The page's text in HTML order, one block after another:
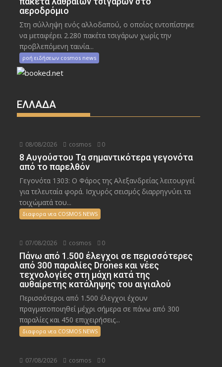
αεροδρόμιο
Στη σύλληψη ενός αλλοδαπού, ο οποίος εντοπίστηκε
να μεταφέρει 2.280 πακέτα τσιγάρων χωρίς την
προβλεπόμενη ταινία...
ροή ειδήσεων cosmos news
ΕΛΛΑΔΑ
08/08/2026 cosmos 0
8 Αυγούστου Τα σημαντικότερα γεγονότα
από το παρελθόν
Γεγονότα 1303: Ο Φάρος της Αλεξανδρείας λειτουργεί
για τελευταία φορά. Ισχυρός σεισμός διαρρηγνύει τα
τοιχώματά του...
διαφορα νεα COSMOS NEWS
07/08/2026 cosmos 0
Πάνω από 1.500 έλεγχοι σε περισσότερες
από 300 παραλίες Drones και νέες
τεχνολογίες στη μάχη κατά της
αυθαίρετης κατάληψης του αιγιαλού
Περισσότεροι από 1.500 έλεγχοι έχουν
πραγματοποιηθεί μέχρι σήμερα σε πάνω από 300
παραλίες και 450 επιχειρήσεις...
διαφορα νεα COSMOS NEWS
07/08/2026 cosmos 0